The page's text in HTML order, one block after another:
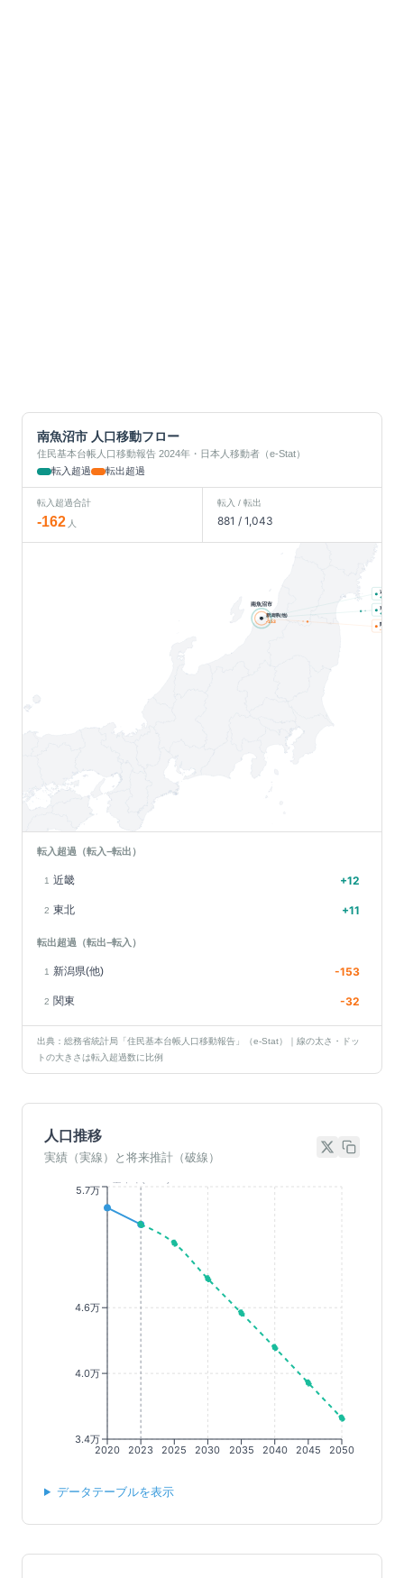
南魚沼市 人口移動フロー
住民基本台帳人口移動報告 2024年・日本人移動者（e-Stat）
転入超過
転出超過
転入超過合計
-162 人
転入 / 転出
881 / 1,043
新潟県(他)
-153
南魚沼市
近畿
+
東北
+
関東
-32
転入超過（転入−転出）
1 近畿 +12
2 東北 +11
転出超過（転出−転入）
1 新潟県(他) -153
2 関東 -32
出典：総務省統計局「住民基本台帳人口移動報告」（e-Stat）｜線の太さ・ドッ
トの大きさは転入超過数に比例
人口推移
実績（実線）と将来推計（破線）
2020 2023 2025 2030 2035 2040 2045 2050
3.4万
4.0万
4.6万
5.7万
データテーブルを表示